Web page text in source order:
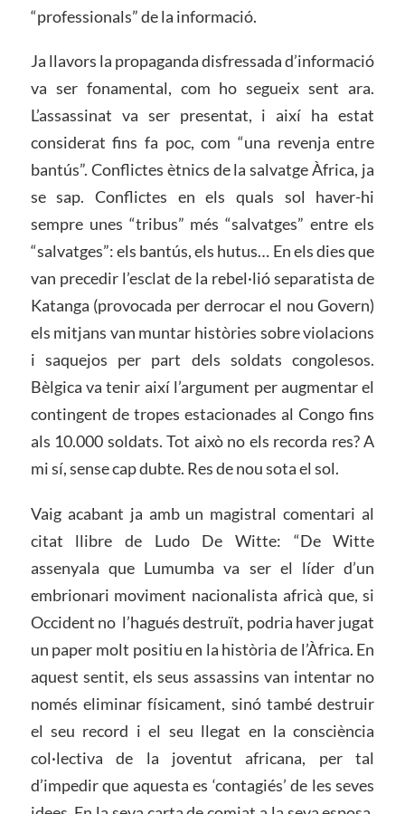
“professionals” de la informació.
Ja llavors la propaganda disfressada d’informació
va ser fonamental, com ho segueix sent ara.
L’assassinat va ser presentat, i així ha estat
considerat fins fa poc, com “una revenja entre
bantús”. Conflictes ètnics de la salvatge Àfrica, ja
se sap. Conflictes en els quals sol haver-hi
sempre unes “tribus” més “salvatges” entre els
“salvatges”: els bantús, els hutus… En els dies que
van precedir l’esclat de la rebel·lió separatista de
Katanga (provocada per derrocar el nou Govern)
els mitjans van muntar històries sobre violacions
i saquejos per part dels soldats congolesos.
Bèlgica va tenir així l’argument per augmentar el
contingent de tropes estacionades al Congo fins
als 10.000 soldats. Tot això no els recorda res? A
mi sí, sense cap dubte. Res de nou sota el sol.
Vaig acabant ja amb un magistral comentari al
citat llibre de Ludo De Witte: “De Witte
assenyala que Lumumba va ser el líder d’un
embrionari moviment nacionalista africà que, si
Occident no l’hagués destruït, podria haver jugat
un paper molt positiu en la història de l’Àfrica. En
aquest sentit, els seus assassins van intentar no
només eliminar físicament, sinó també destruir
el seu record i el seu llegat en la consciència
col·lectiva de la joventut africana, per tal
d’impedir que aquesta es ‘contagiés’ de les seves